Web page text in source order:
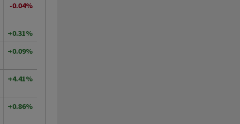
-0.04%
+0.31%
+0.09%
+4.41%
+0.86%